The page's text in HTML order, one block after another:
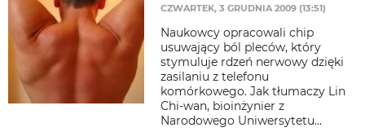
CZWARTEK, 3 GRUDNIA 2009 (13:51)
Naukowcy opracowali chip
usuwający ból pleców, który
stymuluje rdzeń nerwowy dzięki
zasilaniu z telefonu
komórkowego. Jak tłumaczy Lin
Chi-wan, bioinżynier z
Narodowego Uniwersytetu...